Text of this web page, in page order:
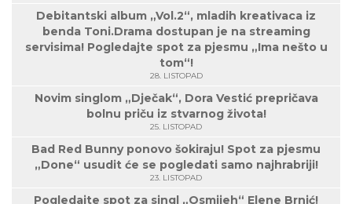
Debitantski album „Vol.2“, mladih kreativaca iz
benda Toni.Drama dostupan je na streaming
servisima! Pogledajte spot za pjesmu „Ima nešto u
tom“!
28. LISTOPAD
Novim singlom „Dječak“, Dora Vestić prepričava
bolnu priču iz stvarnog života!
25. LISTOPAD
Bad Red Bunny ponovo šokiraju! Spot za pjesmu
„Done“ usudit će se pogledati samo najhrabriji!
23. LISTOPAD
Pogledajte spot za singl „Osmijeh“ Elene Brnić!